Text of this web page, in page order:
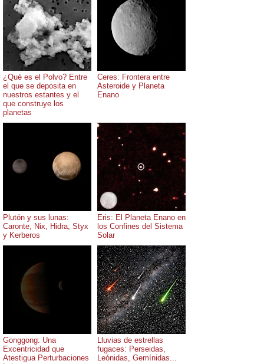
¿Qué es el Polvo? Entre
el que se deposita en
nuestros estantes y el
que construye los
planetas
Ceres: Frontera entre
Asteroide y Planeta
Enano
Plutón y sus lunas:
Caronte, Nix, Hidra, Styx
y Kerberos
Eris: El Planeta Enano en
los Confines del Sistema
Solar
Gonggong: Una
Excentricidad que
Atestigua Perturbaciones
Lluvias de estrellas
fugaces: Perseidas,
Leónidas, Gemínidas...